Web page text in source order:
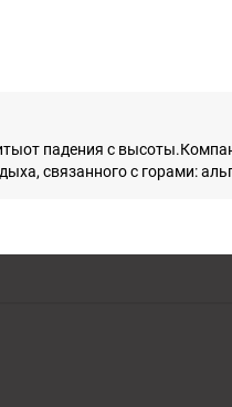
падения с
связанного с горами: